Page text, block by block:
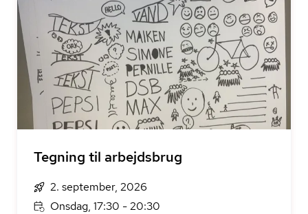
Tegning til arbejdsbrug
2. september, 2026
Onsdag, 17:30 - 20:30